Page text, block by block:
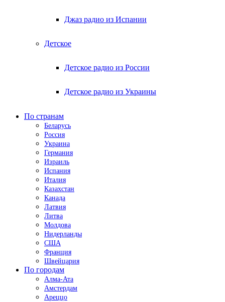
Джаз радио из Испании
Детское
Детское радио из России
Детское радио из Украины
По странам
Беларусь
Россия
Украина
Германия
Израиль
Испания
Италия
Казахстан
Канада
Латвия
Литва
Молдова
Нидерланды
США
Франция
Швейцария
По городам
Алма-Ата
Амстердам
Ареццо